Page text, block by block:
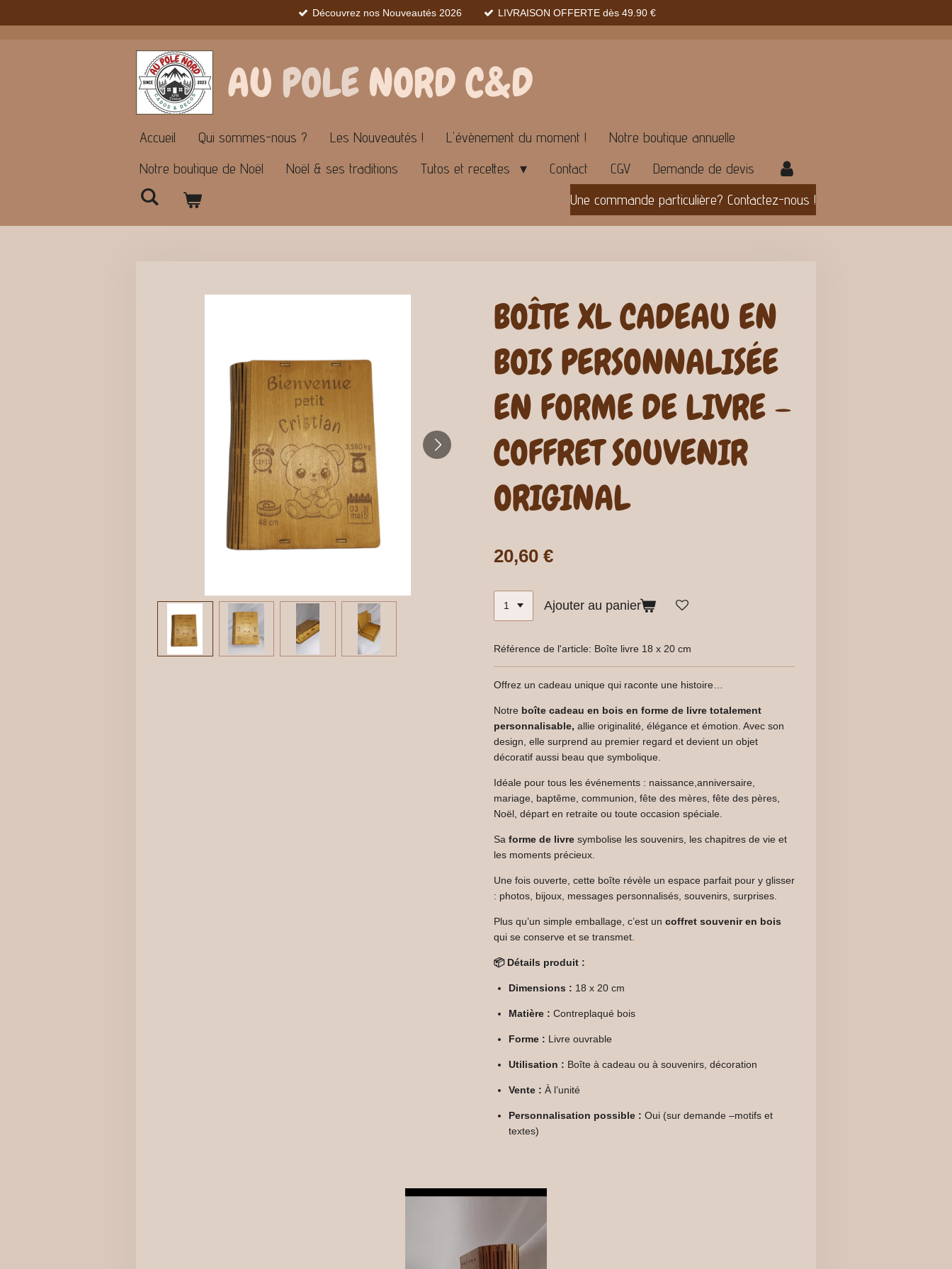
Découvrez nos Nouveautés 2026 LIVRAISON OFFERTE dès 49.90 €
AU POLENORD C&D
Accueil Qui sommes-nous ? Les Nouveautés ! L'évènement du moment !
Notre boutique annuelle
Notre boutique de Noël
Noël & ses traditions Tutos et recettes Contact CGV
Demande de devis
Une commande particulière? Contactez-nous !
BOÎTE XL CADEAU EN
BOIS PERSONNALISÉE
EN FORME DE LIVRE –
COFFRET SOUVENIR
ORIGINAL
20,60 €
Ajouter au panier
Référence de l'article: Boîte livre 18 x 20 cm
Offrez un cadeau unique qui raconte une histoire…
Notre boîte cadeau en bois en forme de livre totalement
personnalisable, allie originalité, élégance et émotion. Avec son
design, elle surprend au premier regard et devient un objet
décoratif aussi beau que symbolique.
Idéale pour tous les événements : naissance,anniversaire,
mariage, baptême, communion, fête des mères, fête des pères,
Noël, départ en retraite ou toute occasion spéciale.
Sa forme de livre symbolise les souvenirs, les chapitres de vie et
les moments précieux.
Une fois ouverte, cette boîte révèle un espace parfait pour y glisser
: photos, bijoux, messages personnalisés, souvenirs, surprises.
Plus qu’un simple emballage, c’est un coffret souvenir en bois
qui se conserve et se transmet.
📦 Détails produit :
Dimensions : 18 x 20 cm
Matière : Contreplaqué bois
Forme : Livre ouvrable
Utilisation : Boîte à cadeau ou à souvenirs, décoration
Vente : À l’unité
Personnalisation possible : Oui (sur demande –motifs et
textes)